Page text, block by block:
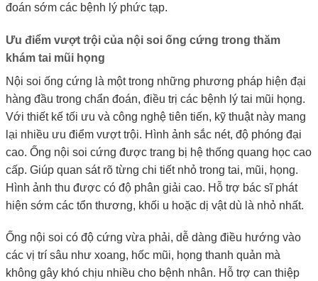
đoán sớm các bệnh lý phức tạp.
Ưu điểm vượt trội của nội soi ống cứng trong thăm
khám tai mũi họng
Nội soi ống cứng là một trong những phương pháp hiện đại
hàng đầu trong chẩn đoán, điều trị các bệnh lý tai mũi họng.
Với thiết kế tối ưu và công nghệ tiên tiến, kỹ thuật này mang
lại nhiều ưu điểm vượt trội. Hình ảnh sắc nét, độ phóng đại
cao. Ống nội soi cứng được trang bị hệ thống quang học cao
cấp. Giúp quan sát rõ từng chi tiết nhỏ trong tai, mũi, họng.
Hình ảnh thu được có độ phân giải cao. Hỗ trợ bác sĩ phát
hiện sớm các tổn thương, khối u hoặc dị vật dù là nhỏ nhất.
Ống nội soi có độ cứng vừa phải, dễ dàng điều hướng vào
các vị trí sâu như xoang, hốc mũi, họng thanh quản mà
không gây khó chịu nhiều cho bệnh nhân. Hỗ trợ can thiệp